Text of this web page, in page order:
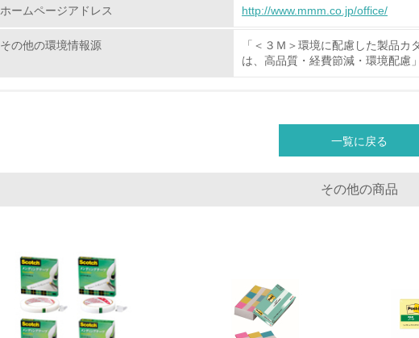
化学物質
非該当（化学物質を使用していない）
<L2> 化学物質の使用量及び外部への排出量を把握し、具体的な
21.
<L1> 「生物多様性保全」に関する取り組み（例：森林保全活
ホームページアドレス http://www.mmm.co.jp/office/
その他の環境情報源
「＜３Ｍ＞環境に配慮した製品
は、高品質・経費節減・環境配慮」
一覧に戻る
その他の商品